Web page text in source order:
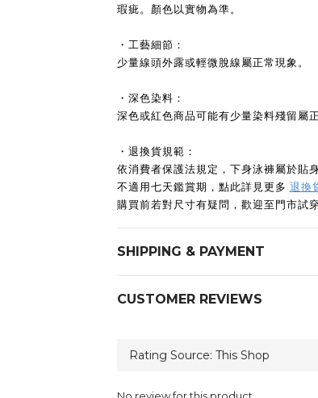
瑕疵。顏色以實物為準。
・工藝細節：
少量線頭外露或輕微脫線屬正常現象。
・深色染料：
深色或紅色商品可能有少量染料殘留屬正
・退換貨規範：
依消費者保護法規定，下身泳褲屬於貼
不適用七天鑑賞期，點此詳見更多 退換
購買前若對尺寸有疑問，歡迎至門市試
SHIPPING & PAYMENT
CUSTOMER REVIEWS